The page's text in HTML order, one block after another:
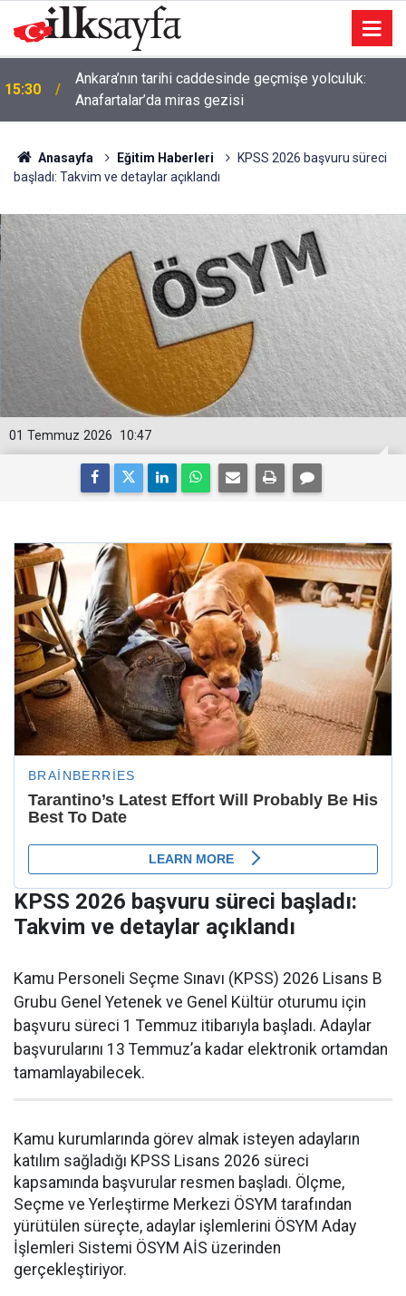
15:30
Ankara’nın tarihi caddesinde geçmişe yolculuk:
Anafartalar’da miras gezisi
Anasayfa Eğitim Haberleri
KPSS 2026 başvuru süreci
başladı: Takvim ve detaylar açıklandı
10:47
01 Temmuz 2026
KPSS 2026 başvuru süreci başladı:
Takvim ve detaylar açıklandı
Kamu Personeli Seçme Sınavı (KPSS) 2026 Lisans B
Grubu Genel Yetenek ve Genel Kültür oturumu için
başvuru süreci 1 Temmuz itibarıyla başladı. Adaylar
başvurularını 13 Temmuz’a kadar elektronik ortamdan
tamamlayabilecek.
Kamu kurumlarında görev almak isteyen adayların
katılım sağladığı KPSS Lisans 2026 süreci
kapsamında başvurular resmen başladı. Ölçme,
Seçme ve Yerleştirme Merkezi ÖSYM tarafından
yürütülen süreçte, adaylar işlemlerini ÖSYM Aday
İşlemleri Sistemi ÖSYM AİS üzerinden
gerçekleştiriyor.